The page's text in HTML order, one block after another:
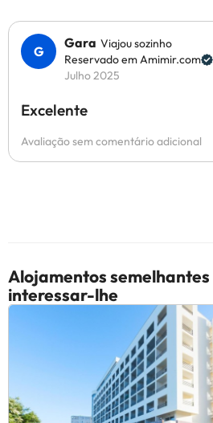
Gara Viajou sozinho
Reservado em Amimir.com
Julho 2025
Excelente
Avaliação sem comentário adicional
Alojamentos
interessar-lhe